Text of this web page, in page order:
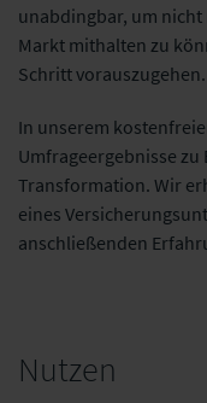
unabdingbar, um
Markt mithalten zu
Schritt vorauszugehen.
In unserem
Umfrageergebnisse
Transformation. Wir
eines
anschließenden
Nutzen